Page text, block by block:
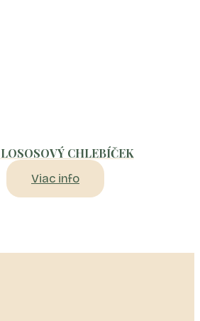
CHLEBÍČEK
Viac info